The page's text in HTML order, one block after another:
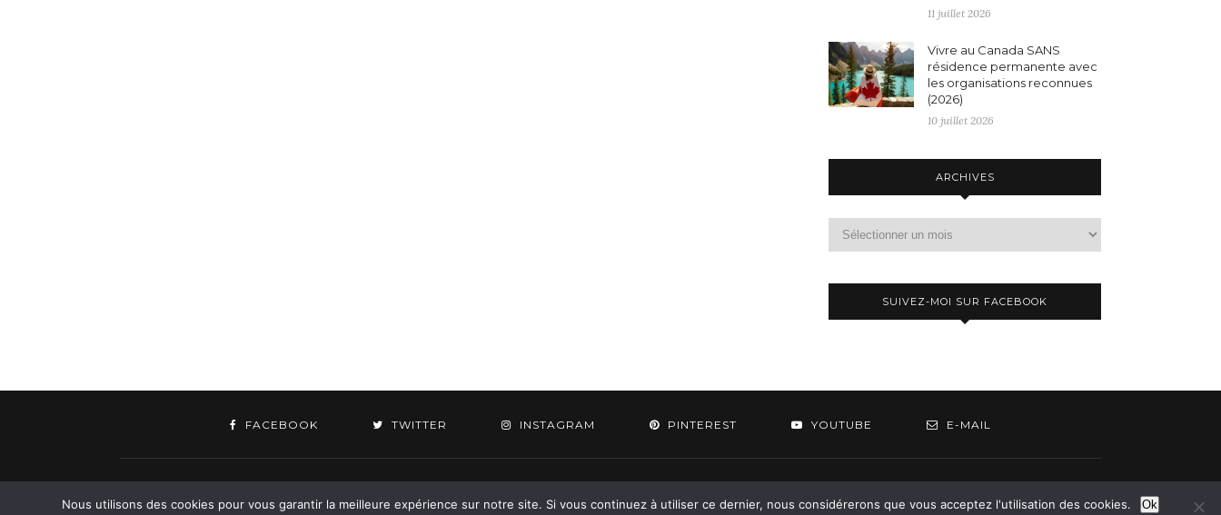
11 juillet 2026
Vivre au Canada SANS
résidence permanente avec
les organisations reconnues
(2026)
10 juillet 2026
ARCHIVES
SUIVEZ-MOI SUR FACEBOOK
FACEBOOK TWITTER INSTAGRAM PINTEREST YOUTUBE E-MAIL
Nous utilisons des cookies pour vous garantir la meilleure expérience sur notre site. Si vous continuez à utiliser ce dernier, nous considérerons que vous acceptez l'utilisation des cookies. Ok